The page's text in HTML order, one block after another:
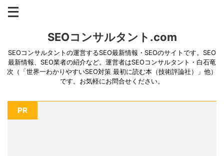
SEOコンサルタント.com
SEOコンサルタントの運営するSEO最新情報・SEOのサイトです。SEO
最新情報、SEO業者の紹介など。運営者はSEOコンサルタント・白石竜
次（「世界一わかりやすいSEO対策 最初に読む本（技術評論社）」他）
です。お気軽にお問合せください。
PR